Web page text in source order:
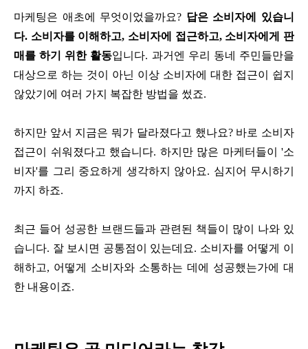
마케팅은 애초에 무엇이었을까요? 답은 소비자에 있습니
다. 소비자를 이해하고, 소비자에 접근하고, 소비자에게 판
매를 하기 위한 활동입니다. 과거엔 우리 동네 주민들만을
대상으로 하는 것이 아닌 이상 소비자에 대한 접근이 쉽지
않았기에 여러 가지 복잡한 방법을 썼죠.
하지만 앞서 지금은 뭐가 달라졌다고 했나요? 바로 소비자
접근이 쉬워졌다고 했습니다. 하지만 많은 마케터들이 '소
비자'를 그리 중요하게 생각하지 않아요. 심지어 무시하기
까지 하죠.
최근 들어 성공한 브랜드들과 관련된 책들이 많이 나와 있
습니다. 잘 보시면 공통점이 있는데요. 소비자를 어떻게 이
해하고, 어떻게 소비자와 소통하는 데에 성공했는가에 대
한 내용이죠.